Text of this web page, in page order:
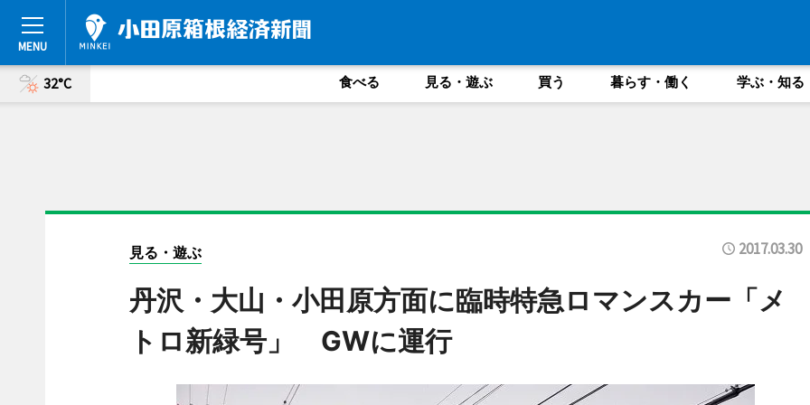
32°C 食べる 見る・遊ぶ 買う 暮らす・働く 学ぶ・知る
見る・遊ぶ 2017.03.30
丹沢・大山・小田原方面に臨時特急ロマンスカー「メ
トロ新緑号」 GWに運行